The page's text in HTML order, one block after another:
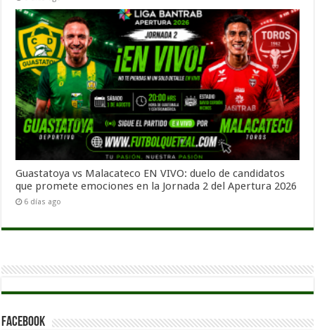
Guastatoya vs Malacateco EN VIVO: duelo de candidatos
que promete emociones en la Jornada 2 del Apertura 2026
6 días ago
Facebook